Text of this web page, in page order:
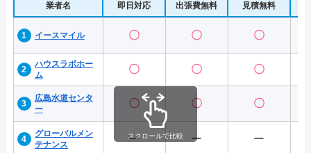
業者名 即日対応 出張費無料 見積無料
イースマイル 〇 〇 〇
ハウスラボホー
ム
〇 〇 〇
広島水道センタ
ー
〇 〇 〇
グローバルメン
テナンス
ー ー ー
スクロールで比較